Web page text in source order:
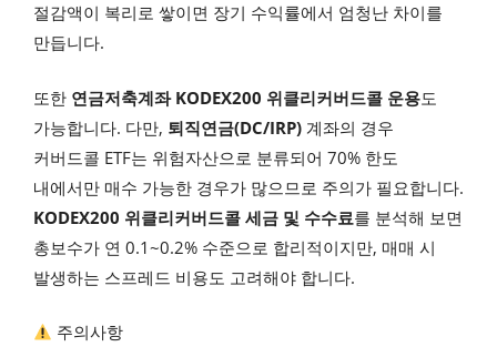
절감액이 복리로 쌓이면 장기 수익률에서 엄청난 차이를
만듭니다.
또한 연금저축계좌 KODEX200 위클리커버드콜 운용도
가능합니다. 다만, 퇴직연금(DC/IRP) 계좌의 경우
커버드콜 ETF는 위험자산으로 분류되어 70% 한도
내에서만 매수 가능한 경우가 많으므로 주의가 필요합니다.
KODEX200 위클리커버드콜 세금 및 수수료를 분석해 보면
총보수가 연 0.1~0.2% 수준으로 합리적이지만, 매매 시
발생하는 스프레드 비용도 고려해야 합니다.
주의사항